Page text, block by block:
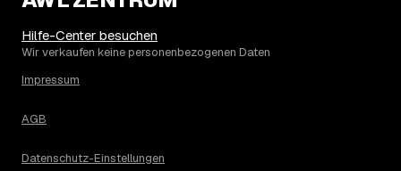
Wertanrechnung des Hausstands ab, ein Städtevergleich
Hilfe-Center besuchen
Wir verkaufen keine personenbezogenen Daten
Impressum
AGB
Datenschutz-Einstellungen